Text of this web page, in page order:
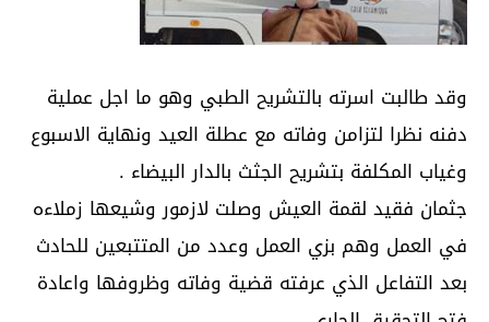
وقد طالبت اسرته بالتشريح الطبي وهو ما اجل عملية
دفنه نظرا لتزامن وفاته مع عطلة العيد ونهاية الاسبوع
وغياب المكلفة بتشريح الجثث بالدار البيضاء .
جثمان فقيد لقمة العيش وصلت لازمور وشيعها زملاءه
في العمل وهم بزي العمل وعدد من المتتبعين للحادث
بعد التفاعل الذي عرفته قضية وفاته وظروفها واعادة